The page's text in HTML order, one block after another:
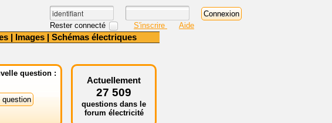
Rester connecté S'inscrire Aide
| Images | Schémas électriques
question :
Actuellement
27 509
questions dans le
forum électricité